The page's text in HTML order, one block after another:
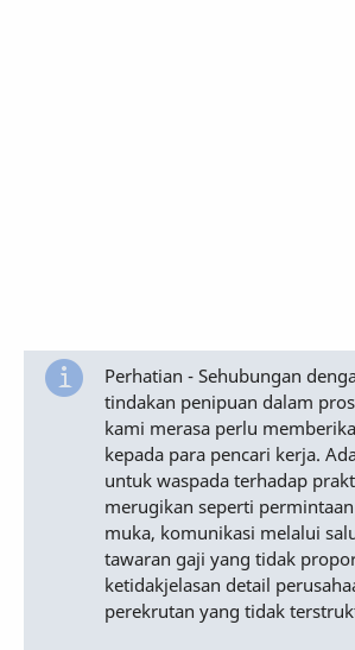
Perhatian - Sehubungan
tindakan penipuan dalam
kami merasa perlu
kepada para pencari kerja.
untuk waspada terhadap
merugikan seperti
muka, komunikasi melalui
tawaran gaji yang tidak
ketidakjelasan detail
perekrutan yang tidak